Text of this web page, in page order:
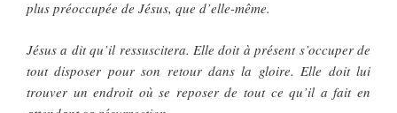
plus préoccupée de Jésus, que d’elle-même.
Jésus a dit qu’il ressuscitera. Elle doit à présent s’occuper de
tout disposer pour son retour dans la gloire. Elle doit lui
trouver un endroit où se reposer de tout ce qu’il a fait en